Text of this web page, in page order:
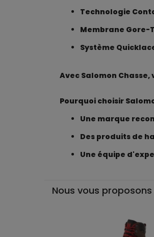
Technologie
Membrane Gore-
Système
Avec Salomon
Pourquoi choisir
Une marque
Des produits de
Une équipe
Nous vous